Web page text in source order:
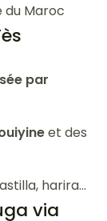
du Maroc
par
et des
harira…
via